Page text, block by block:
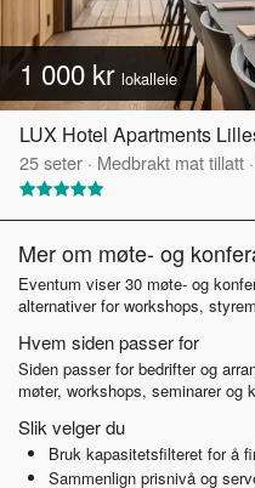
1 000 kr lokalleie
LUX Hotel Apartments
25seter · Medbrakt mat tillatt ·
Mer om møte- og
Eventum viser 30 møte- og
alternativer for workshops,
Hvem siden passer for
Siden passer for bedrifter og
møter, workshops, seminarer og
Slik velger du
Bruk kapasitetsfilteret for å
Sammenlign prisnivå og